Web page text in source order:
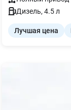
Дизель, 4.5л
Лучшая цена